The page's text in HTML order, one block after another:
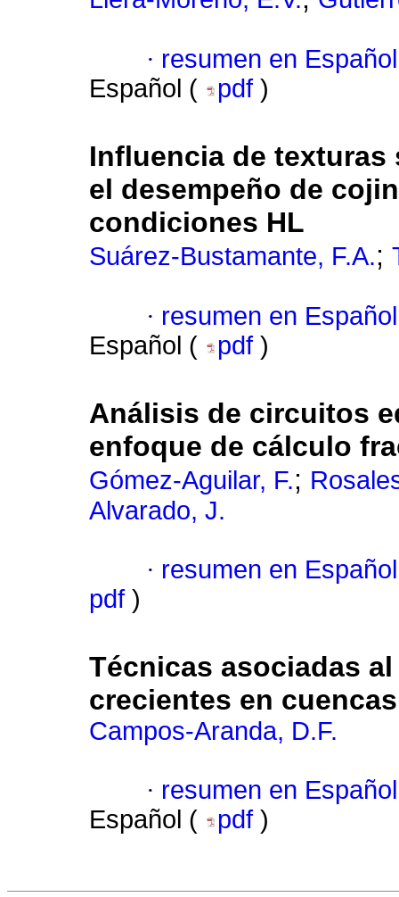
· resumen en Español
Español (
pdf )
Influencia de
el desempeño de
condiciones HL
Suárez-Bustamante, F.A.;
· resumen en Español
Español (
pdf )
Análisis de circuitos
enfoque de cálculo
Gómez-Aguilar, F.;
Alvarado, J.
· resumen en Español
pdf )
Técnicas asociadas
crecientes en
Campos-Aranda, D.F.
· resumen en Español
Español (
pdf )